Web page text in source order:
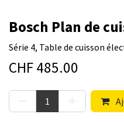
Bosch Plan de
Série 4, Table de cuisson
CHF485.00